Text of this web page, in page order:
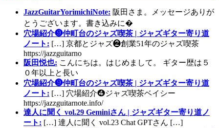
JazzGuitarYorimichiNote: 阪田さま。メッセージありが
とうございます。書き込みに�
穴場紹介❾仲町台のジャズ喫茶 | ジャズギター寄り道
ノート: […] 京都とジャズ❷創業51年のジャズ喫茶
https://jazzguitarno
阪田悦也: こんにちは。はじめまして。 ギター歴は５
０年以上と長い
穴場紹介❾仲町台のジャズ喫茶 | ジャズギター寄り道
ノート: […] 穴場紹介❹ジャズ喫茶ベイシー
https://jazzguitarnote.info/
達人に聞く vol.29 Geminiさん | ジャズギター寄り道ノ
ート: […] 達人に聞く vol.23 Chat GPTさん […]